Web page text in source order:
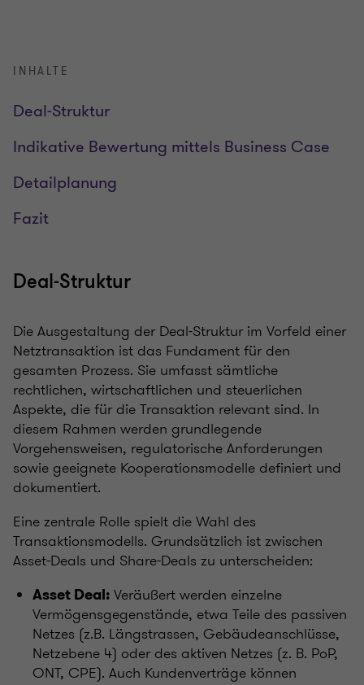
INHALTE
Deal-Struktur
Indikative Bewertung mittels Business Case
Detailplanung
Fazit
Deal-Struktur
Die Ausgestaltung der Deal-Struktur im Vorfeld einer
Netztransaktion ist das Fundament für den
gesamten Prozess. Sie umfasst sämtliche
rechtlichen, wirtschaftlichen und steuerlichen
Aspekte, die für die Transaktion relevant sind. In
diesem Rahmen werden grundlegende
Vorgehensweisen, regulatorische Anforderungen
sowie geeignete Kooperationsmodelle definiert und
dokumentiert.
Eine zentrale Rolle spielt die Wahl des
Transaktionsmodells. Grundsätzlich ist zwischen
Asset-Deals und Share-Deals zu unterscheiden:
Asset Deal: Veräußert werden einzelne
Vermögensgegenstände, etwa Teile des passiven
Netzes (z.B. Längstrassen, Gebäudeanschlüsse,
Netzebene 4) oder des aktiven Netzes (z. B. PoP,
ONT, CPE). Auch Kundenverträge können